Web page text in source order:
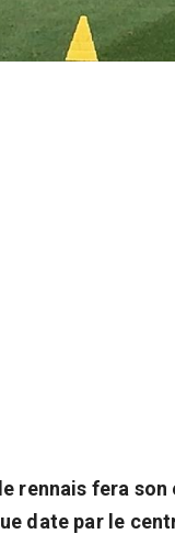
rennais fera
date par le